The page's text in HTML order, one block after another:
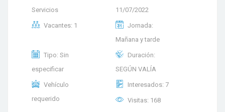
Servicios
11/07/2022
Vacantes: 1
Jornada:
Mañana y tarde
Tipo: Sin
especificar
Duración:
SEGÚN VALÍA
Vehículo
requerido
Interesados: 7
Visitas: 168